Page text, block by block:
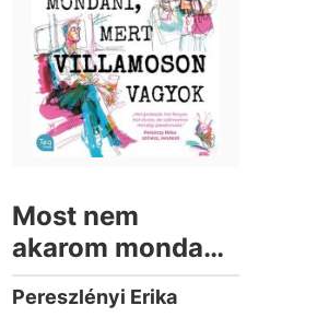
Most nem
akarom mondani,
mert villamoson
vagyok
Pereszlényi Erika